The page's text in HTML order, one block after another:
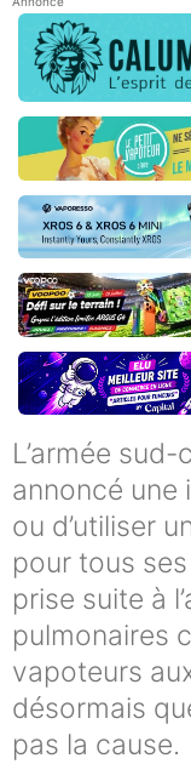
L’armée
annoncé une
ou d’utiliser
pour tous
prise suite à
pulmonaires
vapoteurs
désormais
pas la cause.